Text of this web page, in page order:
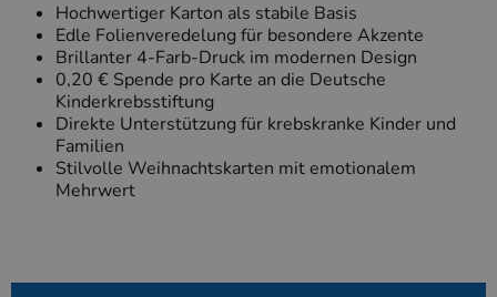
Hochwertiger Karton als stabile Basis
Edle Folienveredelung für besondere Akzente
Brillanter 4-Farb-Druck im modernen Design
0,20 € Spende pro Karte an die Deutsche
Kinderkrebsstiftung
Direkte Unterstützung für krebskranke Kinder und
Familien
Stilvolle Weihnachtskarten mit emotionalem
Mehrwert